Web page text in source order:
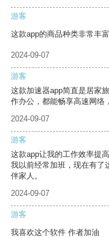
游客
这款app的商品种类非常丰
2024-09-07
游客
这款加速器app简直是居家
作办公，都能畅享高速网络
2024-09-07
游客
这款app让我的工作效率提
我以前经常加班，现在有了
伴家人。
2024-09-07
游客
我喜欢这个软件 作者加油